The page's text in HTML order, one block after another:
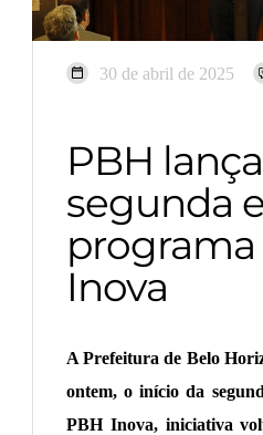
30 de abril de 2025
PBH lança
segunda
programa
Inova
A Prefeitura de Belo
ontem, o início da
PBH Inova, iniciativa